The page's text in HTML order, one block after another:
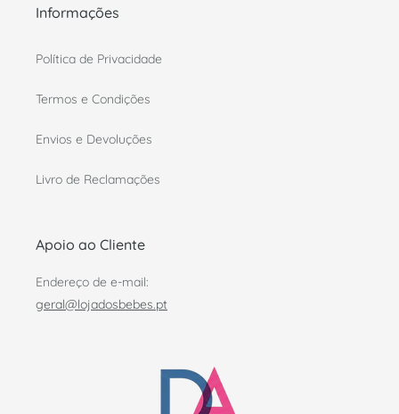
Informações
Política de Privacidade
Termos e Condições
Envios e Devoluções
Livro de Reclamações
Apoio ao Cliente
Endereço de e-mail:
geral@lojadosbebes.pt